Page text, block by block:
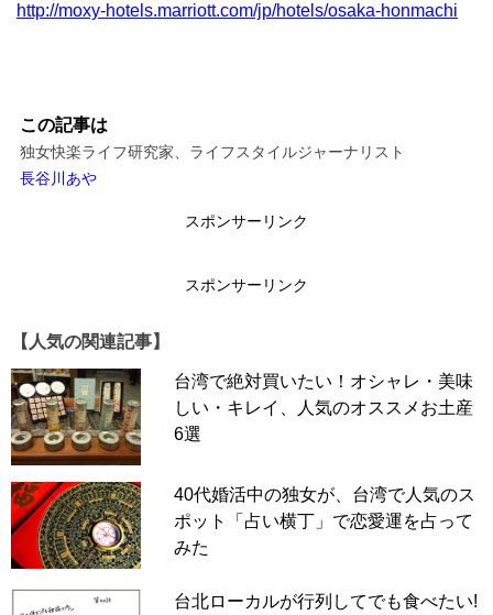
http://moxy-hotels.marriott.com/jp/hotels/osaka-honmachi
この記事は
独女快楽ライフ研究家、ライフスタイルジャーナリスト
長谷川あや
スポンサーリンク
スポンサーリンク
【人気の関連記事】
台湾で絶対買いたい！オシャレ・美味
しい・キレイ、人気のオススメお土産
6選
40代婚活中の独女が、台湾で人気のス
ポット「占い横丁」で恋愛運を占って
みた
台北ローカルが行列してでも食べたい!